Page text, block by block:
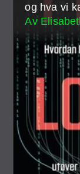
og hva vi
Av